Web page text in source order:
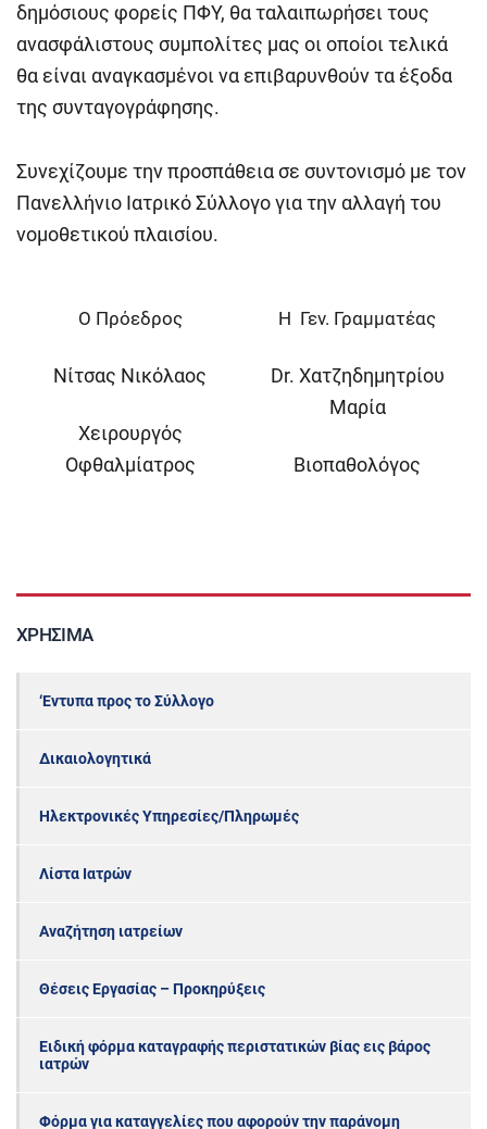
δημόσιους φορείς ΠΦΥ, θα ταλαιπωρήσει τους
ανασφάλιστους συμπολίτες μας οι οποίοι τελικά
θα είναι αναγκασμένοι να επιβαρυνθούν τα έξοδα
της συνταγογράφησης.
Συνεχίζουμε την προσπάθεια σε συντονισμό με τον
Πανελλήνιο Ιατρικό Σύλλογο για την αλλαγή του
νομοθετικού πλαισίου.
Ο Πρόεδρος
Νίτσας Νικόλαος
Χειρουργός
Οφθαλμίατρος
Η Γεν. Γραμματέας
Dr. Χατζηδημητρίου
Μαρία
Βιοπαθολόγος
ΧΡΉΣΙΜΑ
‘Εντυπα προς το Σύλλογο
Δικαιολογητικά
Ηλεκτρονικές Υπηρεσίες/Πληρωμές
Λίστα Ιατρών
Αναζήτηση ιατρείων
Θέσεις Εργασίας – Προκηρύξεις
Ειδική φόρμα καταγραφής περιστατικών βίας εις βάρος
ιατρών
Φόρμα για καταγγελίες που αφορούν την παράνομη